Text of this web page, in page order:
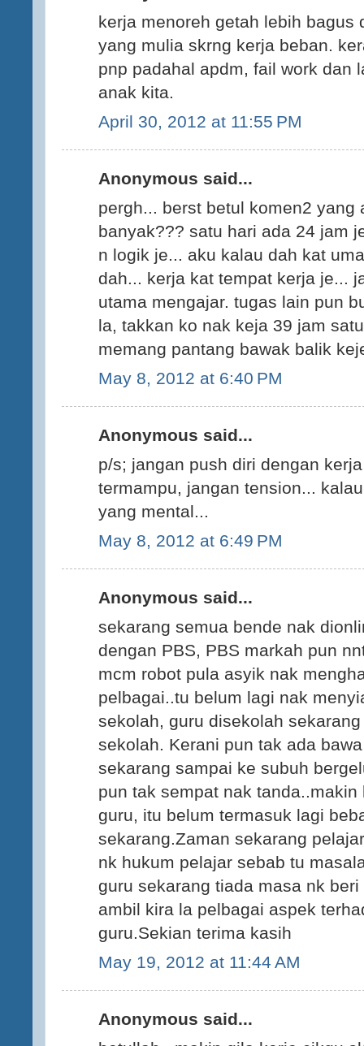
kerja menoreh getah lebih bagus
yang mulia skrng kerja beban.
pnp padahal apdm, fail work dan
anak kita.
April 30, 2012 at 11:55 PM
Anonymous said...
pergh... berst betul komen2
banyak??? satu hari ada 24 jam
n logik je... aku kalau dah kat
dah... kerja kat tempat kerja je...
utama mengajar. tugas lain pun
la, takkan ko nak keja 39 jam
memang pantang bawak balik
May 8, 2012 at 6:40 PM
Anonymous said...
p/s; jangan push diri dengan
termampu, jangan tension...
yang mental...
May 8, 2012 at 6:49 PM
Anonymous said...
sekarang semua bende nak
dengan PBS, PBS markah pun
mcm robot pula asyik nak
pelbagai..tu belum lagi nak
sekolah, guru disekolah
sekolah. Kerani pun tak ada
sekarang sampai ke subuh
pun tak sempat nak
guru, itu belum termasuk lagi
sekarang.Zaman sekarang
nk hukum pelajar sebab tu
guru sekarang tiada masa nk
ambil kira la pelbagai aspek
guru.Sekian terima kasih
May 19, 2012 at 11:44 AM
Anonymous said...